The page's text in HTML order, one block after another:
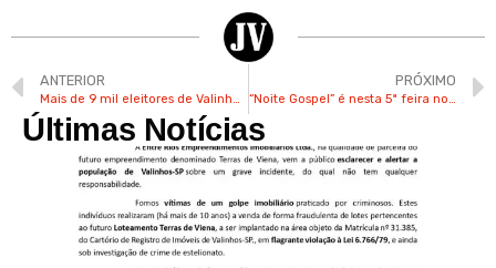
ANTERIOR PRÓXIMO
Últimas Notícias